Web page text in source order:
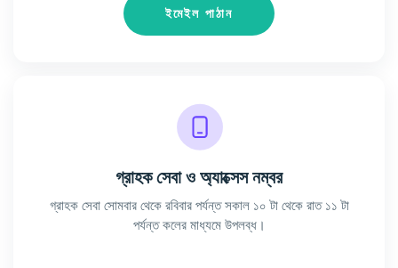
ইমেইল পাঠান
গ্রাহক সেবা ও অ্যাক্সেস নম্বর
গ্রাহক সেবা সোমবার থেকে রবিবার পর্যন্ত সকাল ১০ টা থেকে রাত ১১ টা
পর্যন্ত কলের মাধ্যমে উপলব্ধ।